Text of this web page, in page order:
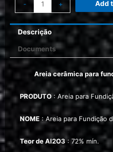
- + Add
Descrição
Documents
Areia cerâmica para
PRODUTO : Areia para
NOME: Areia para Fundição
Teor deAl2O3: 72% mín.